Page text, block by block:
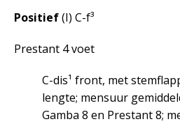
Positief(I) C-f³
Prestant 4 voet
C-dis¹ front, met
lengte; mensuur
Gamba 8 en Prestant 8;